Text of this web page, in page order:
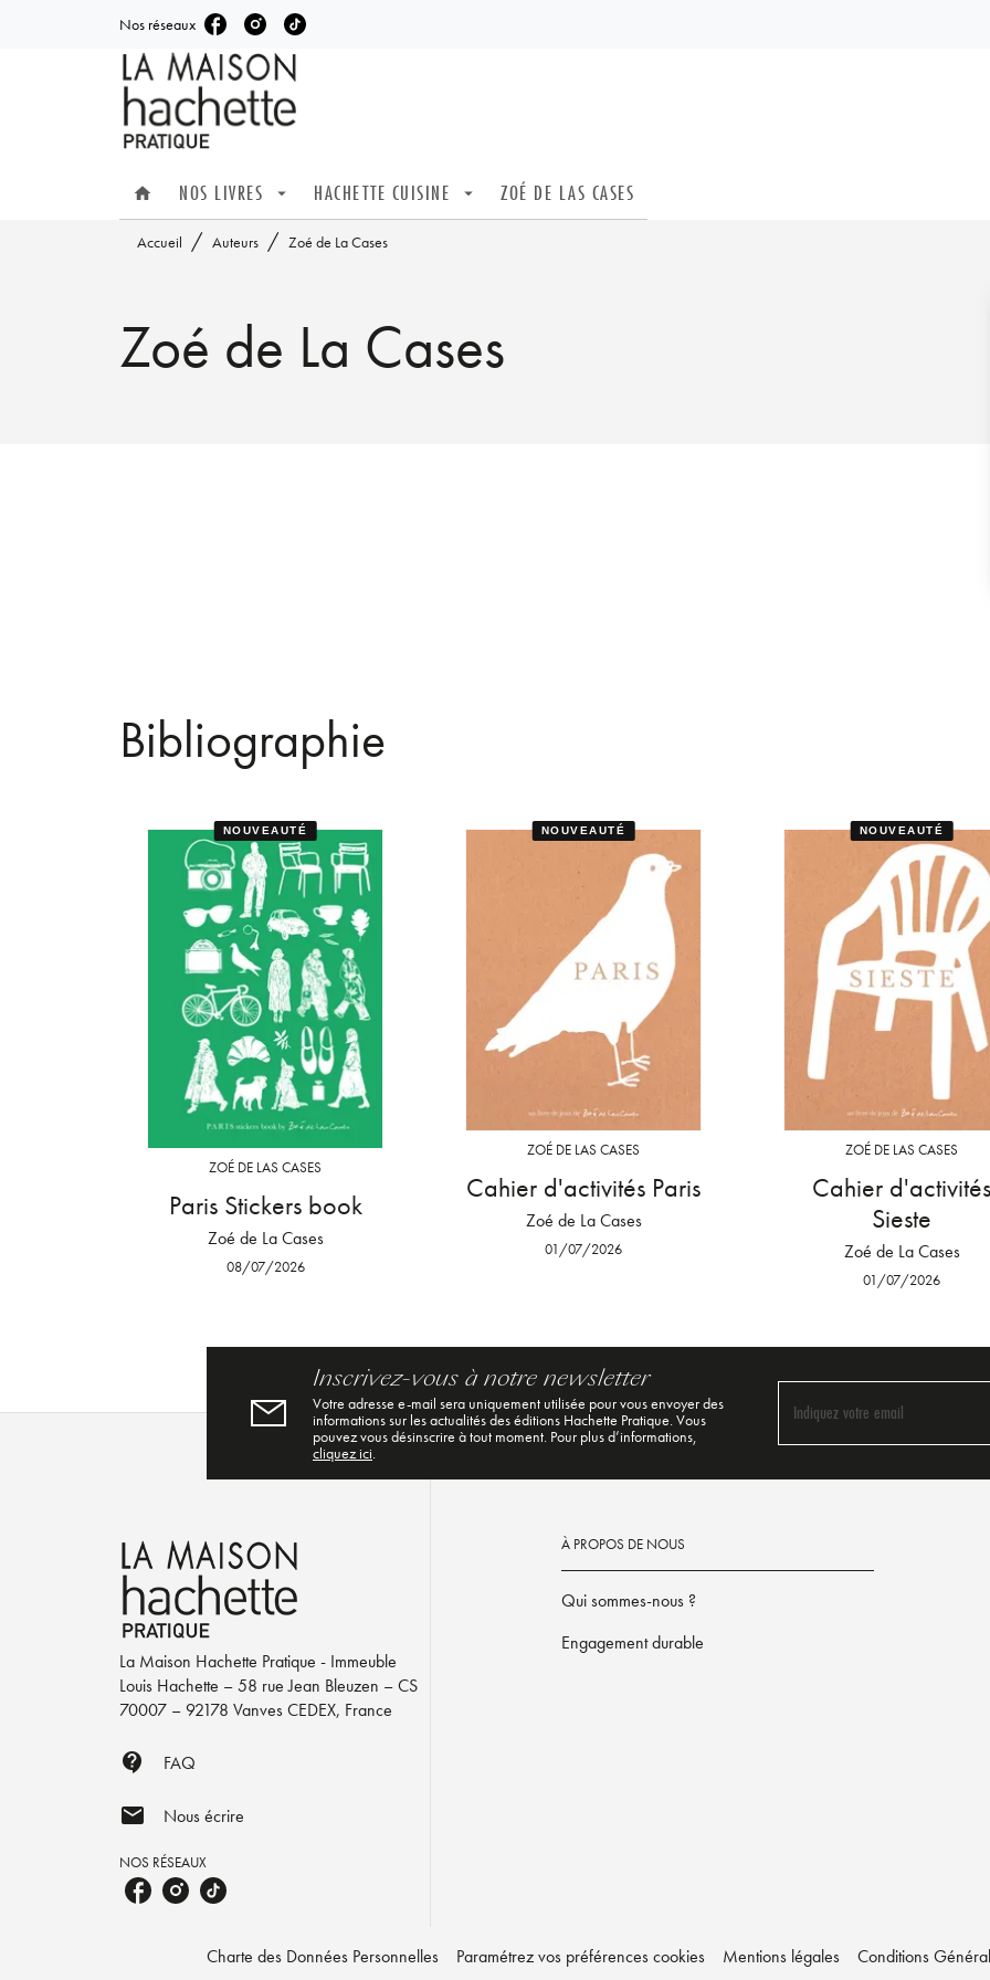
MENU RECHERCHE
Nos réseaux
home NOS LIVRES arrow_drop_down HACHETTE CUISINE arrow_drop_down ZOÉ DE LAS CASES
Accueil / Auteurs / Zoé de La Cases
Zoé de La Cases
Bibliographie
NOUVEAUTÉ
ZOÉ DE LAS CASES
Paris Stickers book
Zoé de La Cases
08/07/2026
NOUVEAUTÉ
ZOÉ DE LAS CASES
Cahier d'activités Paris
Zoé de La Cases
01/07/2026
NOUVEAUTÉ
ZOÉ DE LAS CASES
Cahier d'activités
Sieste
Zoé de La Cases
01/07/2026
Inscrivez-vous à notre newsletter
Votre adresse e-mail sera uniquement utilisée pour vous envoyer des
informations sur les actualités des éditions Hachette Pratique. Vous
pouvez vous désinscrire à tout moment. Pour plus d’informations,
cliquez ici.
Indiquez votre email
La Maison Hachette Pratique - Immeuble
Louis Hachette – 58 rue Jean Bleuzen – CS
70007 – 92178 Vanves CEDEX, France
contact_support FAQ
mail Nous écrire
NOS RÉSEAUX
À PROPOS DE NOUS
Qui sommes-nous ?
Engagement durable
Charte des Données Personnelles Paramétrez vos préférences cookies Mentions légales Conditions